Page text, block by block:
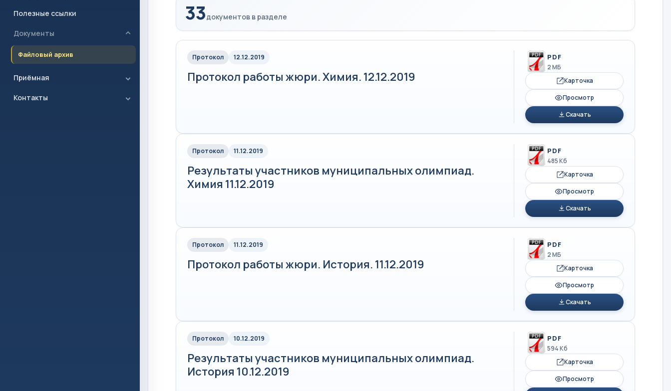
Полезные ссылки
Документы
Файловый архив
Приёмная
Контакты
33документов в разделе
Протокол 12.12.2019
Протокол работы жюри. Химия. 12.12.2019
PDF
2 МБ
Карточка
Просмотр
Скачать
Протокол 11.12.2019
Результаты участников муниципальных олимпиад.
Химия 11.12.2019
PDF
485 Кб
Карточка
Просмотр
Скачать
Протокол 11.12.2019
Протокол работы жюри. История. 11.12.2019
PDF
2 МБ
Карточка
Просмотр
Скачать
Протокол 10.12.2019
Результаты участников муниципальных олимпиад.
История 10.12.2019
PDF
594 Кб
Карточка
Просмотр